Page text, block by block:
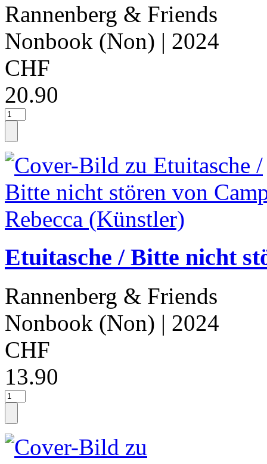
Rannenberg & Friends
Nonbook (Non) | 2024
CHF
20.90
Etuitasche / Bitte nicht
Rannenberg & Friends
Nonbook (Non) | 2024
CHF
13.90